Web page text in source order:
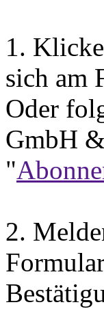
1.
sich am
Oder
GmbH
"
2.